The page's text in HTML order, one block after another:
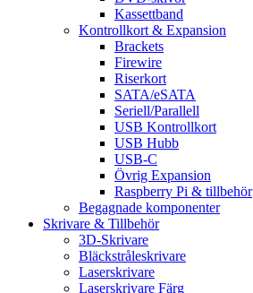
Kassettband
Kontrollkort & Expansion
Brackets
Firewire
Riserkort
SATA/eSATA
Seriell/Parallell
USB Kontrollkort
USB Hubb
USB-C
Övrig Expansion
Raspberry Pi & tillbehör
Begagnade komponenter
Skrivare & Tillbehör
3D-Skrivare
Bläckstråleskrivare
Laserskrivare
Laserskrivare Färg